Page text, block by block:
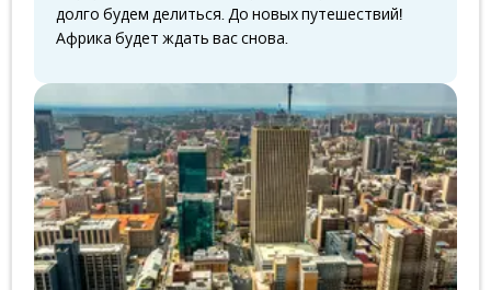
долго будем делиться. До новых путешествий!
Африка будет ждать вас снова.